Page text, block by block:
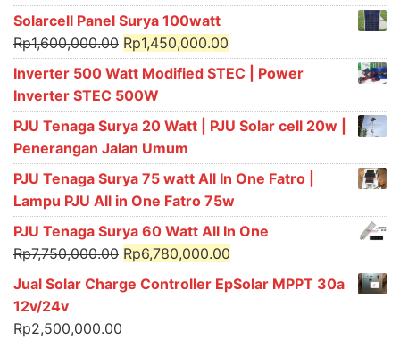
Solarcell Panel Surya 100watt
Rp1,600,000.00 Original
price
was:
Rp1,600,000.00.
Rp1,450,000.00
price
Rp1,450,000.00.
Inverter 500 Watt Modified STEC | Power
Inverter STEC 500W
PJU Tenaga Surya 20 Watt | PJU Solar cell 20w |
Penerangan Jalan Umum
PJU Tenaga Surya 75 watt All In One Fatro |
Lampu PJU All in One Fatro 75w
PJU Tenaga Surya 60 Watt All In One
Rp7,750,000.00 Original
price
was:
Rp6,780,000.00
price
Jual Solar Charge Controller EpSolar MPPT 30a
12v/24v
Rp2,500,000.00